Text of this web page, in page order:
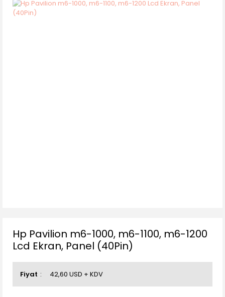
Hp Pavilion m6-1000, m6-1100, m6-1200
Lcd Ekran, Panel (40Pin)
Fiyat 42,60 USD + KDV